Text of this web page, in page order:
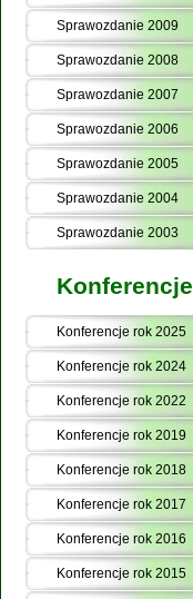
Sprawozdanie 2009
Sprawozdanie 2008
Sprawozdanie 2007
Sprawozdanie 2006
Sprawozdanie 2005
Sprawozdanie 2004
Sprawozdanie 2003
Konferencje
Konferencje rok 2025
Konferencje rok 2024
Konferencje rok 2022
Konferencje rok 2019
Konferencje rok 2018
Konferencje rok 2017
Konferencje rok 2016
Konferencje rok 2015